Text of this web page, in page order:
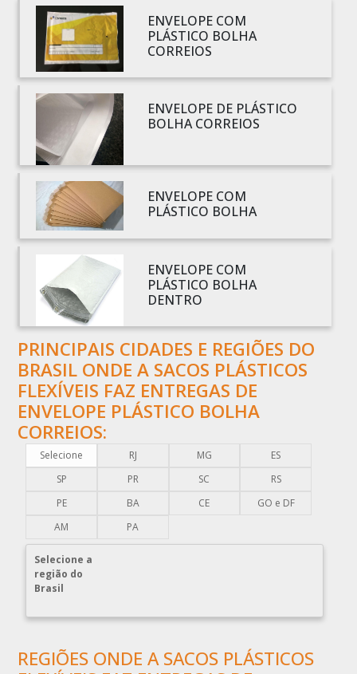
BOBINA DE SACO PLÁSTICO
BOBINA PLÁSTICA
BOBINA PLÁSTICA PARA ESTUFA
BOBINA PLÁSTICO
BOBINA PLÁSTICO BOLHA
BOBINA PLÁSTICO FILME
BOBINA PLÁSTICO SHRINK
BOBINAS EM PLÁSTICO BOLHA 1
BOBINAS PARA SACOLAS PLÁSTICAS
BOBINAS PLÁSTICAS PARA FABRICAR SACOLAS
BOBINAS PLÁSTICAS PERSONALIZADAS
BOBINAS PLÁSTICAS PICOTADAS
BOBINAS PLÁSTICAS RECICLADAS
BOBINAS PLÁSTICAS TÉCNICAS
CAIXA EMBALAGEM PLÁSTICA TRANSPARENTE
CAPA PLÁSTICA PARA DOCUMENTOS
CAPA PLÁSTICA PARA PALLET
COMERCIO DE EMBALAGENS PLÁSTICAS
COMPRA DE EMBALAGENS PLÁSTICAS
COMPRAR EMBALAGENS PLÁSTICAS
COMPRAR ENVELOPE DE PLÁSTICO CORREIOS
COMPRAR ENVELOPE PLÁSTICO CORREIOS
COMPRAR ENVELOPE PLÁSTICO DE CORREIO
COMPRAR SACO PLÁSTICO ZIP LOCK
ENVELOPE COM
PLÁSTICO BOLHA
CORREIOS
ENVELOPE DE PLÁSTICO
BOLHA CORREIOS
ENVELOPE COM
PLÁSTICO BOLHA
ENVELOPE COM
PLÁSTICO BOLHA
DENTRO
PRINCIPAIS CIDADES E REGIÕES DO
BRASIL ONDE A SACOS PLÁSTICOS
FLEXÍVEIS FAZ ENTREGAS DE
ENVELOPE PLÁSTICO BOLHA
CORREIOS:
Selecione RJ MG
ES
SP
PR SC
RS
PE
BA CE
GO e DF
AM
PA
Selecione a
região do
Brasil
REGIÕES ONDE A SACOS PLÁSTICOS